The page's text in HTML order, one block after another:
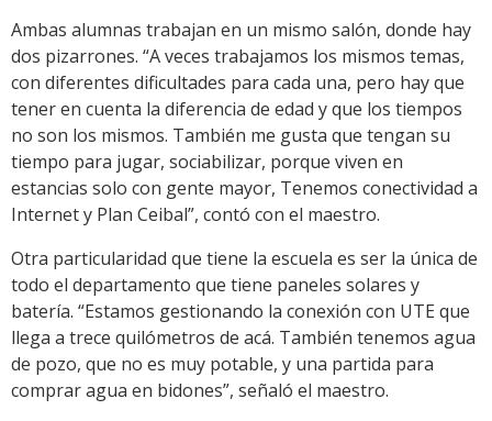
Ambas alumnas trabajan en un mismo salón, donde hay
dos pizarrones. “A veces trabajamos los mismos temas,
con diferentes dificultades para cada una, pero hay que
tener en cuenta la diferencia de edad y que los tiempos
no son los mismos. También me gusta que tengan su
tiempo para jugar, sociabilizar, porque viven en
estancias solo con gente mayor, Tenemos conectividad a
Internet y Plan Ceibal”, contó con el maestro.
Otra particularidad que tiene la escuela es ser la única de
todo el departamento que tiene paneles solares y
batería. “Estamos gestionando la conexión con UTE que
llega a trece quilómetros de acá. También tenemos agua
de pozo, que no es muy potable, y una partida para
comprar agua en bidones”, señaló el maestro.